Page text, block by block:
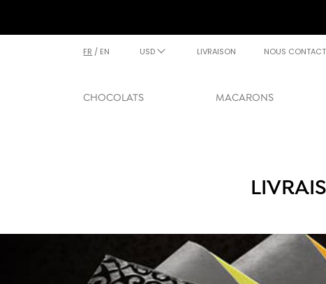
FR / EN USD LIVRAISON NOUS
CHOCOLATS MACARONS